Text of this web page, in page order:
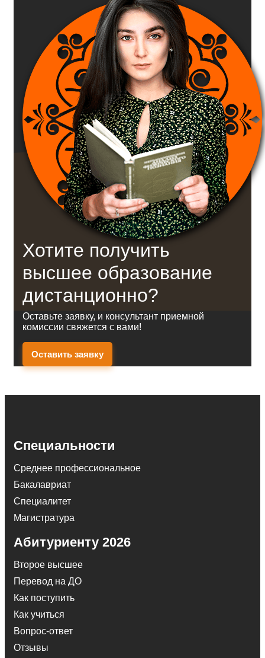
Хотите получить
высшее образование
дистанционно?
Оставьте заявку, и консультант приемной
комиссии свяжется с вами!
Оставить заявку
Специальности
Среднее профессиональное
Бакалавриат
Специалитет
Магистратура
Абитуриенту 2026
Второе высшее
Перевод на ДО
Как поступить
Как учиться
Вопрос-ответ
Отзывы